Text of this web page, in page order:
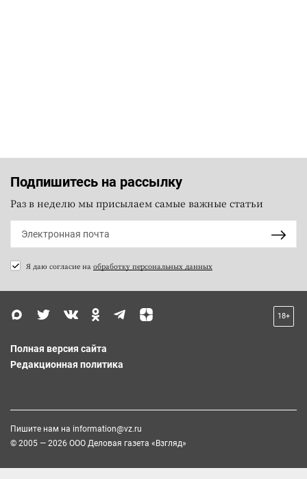
Подпишитесь на рассылку
Раз в неделю мы присылаем самые важные статьи
Я даю согласие на обработку персональных данных
18+
Полная версия сайта
Редакционная политика
Пишите нам на information@vz.ru
© 2005 — 2026 ООО Деловая газета «Взгляд»